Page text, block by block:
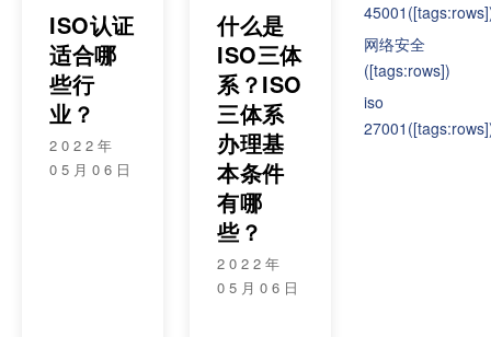
ISO认证
适合哪
些行
业？
2022年
05月06日
什么是
ISO三体
系？ISO
三体系
办理基
本条件
有哪
些？
2022年
05月06日
45001
网络安全
([tags:rows])
iso
27001